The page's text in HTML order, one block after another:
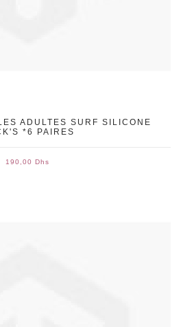
ADULTES SURF SILICONE
*6 PAIRES
190,00 Dhs